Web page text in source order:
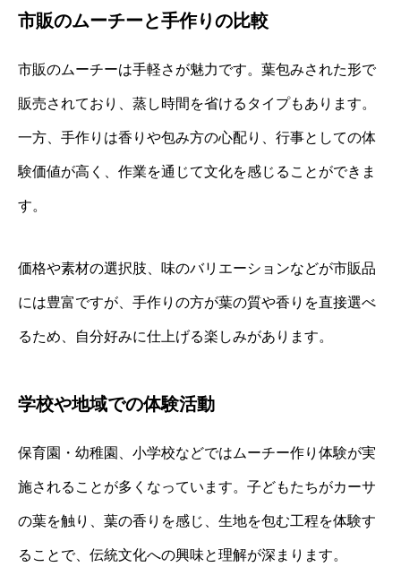
市販のムーチーと手作りの比較
市販のムーチーは手軽さが魅力です。葉包みされた形で
販売されており、蒸し時間を省けるタイプもあります。
一方、手作りは香りや包み方の心配り、行事としての体
験価値が高く、作業を通じて文化を感じることができま
す。
価格や素材の選択肢、味のバリエーションなどが市販品
には豊富ですが、手作りの方が葉の質や香りを直接選べ
るため、自分好みに仕上げる楽しみがあります。
学校や地域での体験活動
保育園・幼稚園、小学校などではムーチー作り体験が実
施されることが多くなっています。子どもたちがカーサ
の葉を触り、葉の香りを感じ、生地を包む工程を体験す
ることで、伝統文化への興味と理解が深まります。